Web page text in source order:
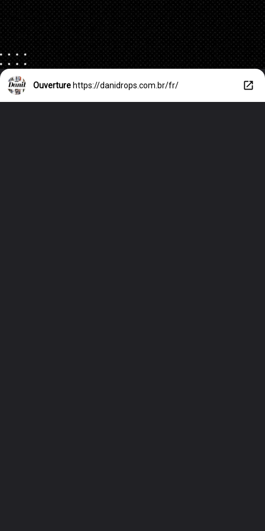
Ouverture https://danidrops.com.br/fr/